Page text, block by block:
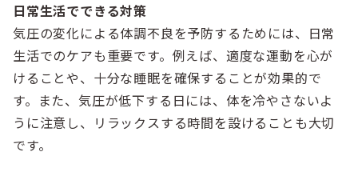
日常生活でできる対策
気圧の変化による体調不良を予防するためには、日常
生活でのケアも重要です。例えば、適度な運動を心が
けることや、十分な睡眠を確保することが効果的で
す。また、気圧が低下する日には、体を冷やさないよ
うに注意し、リラックスする時間を設けることも大切
です。